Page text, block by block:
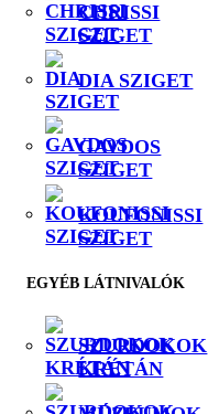
CHRISSI
SZIGET
DIA SZIGET
GAVDOS
SZIGET
KOUFONISSI
SZIGET
EGYÉB LÁTNIVALÓK
SZURDOKOK
KRÉTÁN